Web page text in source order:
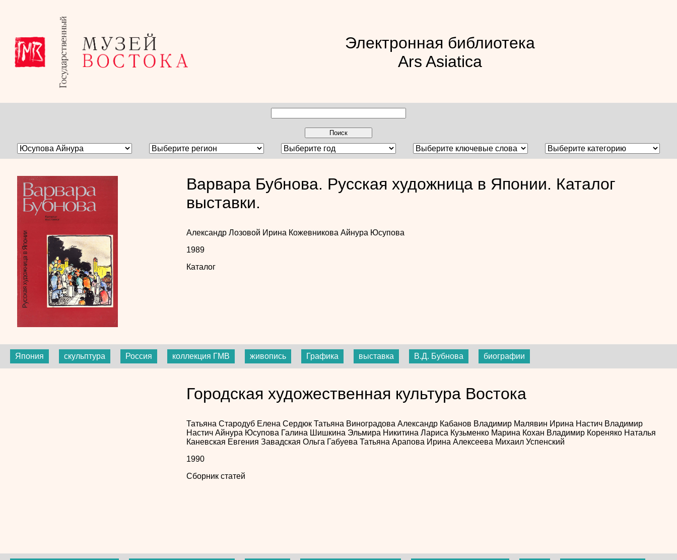
Электронная библиотека
Ars Asiatica
Варвара Бубнова. Русская художница в Японии. Каталог
выставки.
Александр Лозовой Ирина Кожевникова Айнура Юсупова
1989
Каталог
Япония скульптура Россия коллекция ГМВ живопись Графика выставка В.Д. Бубнова биографии
Городская художественная культура Востока
Татьяна Стародуб Елена Сердюк Татьяна Виноградова Александр Кабанов Владимир Малявин Ирина Настич Владимир
Настич Айнура Юсупова Галина Шишкина Эльмира Никитина Лариса Кузьменко Марина Кохан Владимир Кореняко Наталья
Каневская Евгения Завадская Ольга Габуева Татьяна Арапова Ирина Алексеева Михаил Успенский
1990
Сборник статей